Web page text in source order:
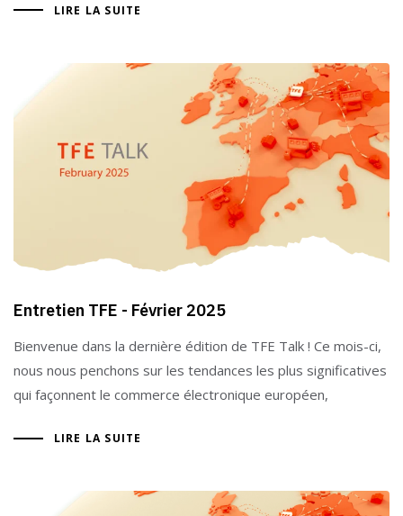
LIRE LA SUITE
Entretien TFE - Février 2025
Bienvenue dans la dernière édition de TFE Talk ! Ce mois-ci,
nous nous penchons sur les tendances les plus significatives
qui façonnent le commerce électronique européen,
LIRE LA SUITE